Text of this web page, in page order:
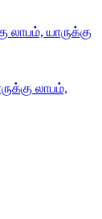
லாபம், யாருக்கு
லாபம்,